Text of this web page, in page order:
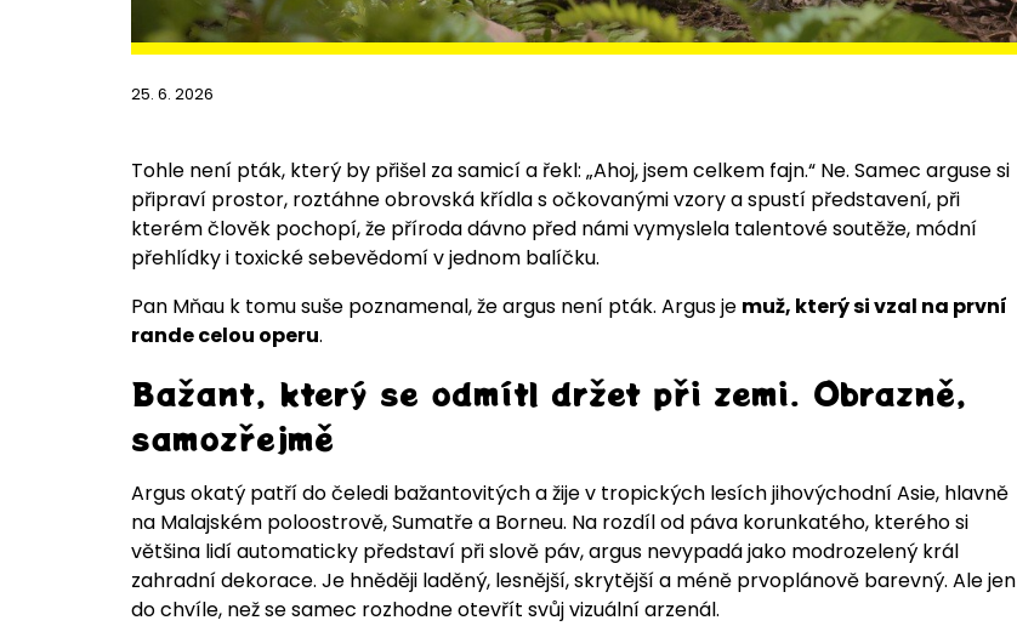
25. 6. 2026
Tohle není pták, který by přišel za samicí a řekl: „Ahoj, jsem celkem fajn.“ Ne. Samec arguse si
připraví prostor, roztáhne obrovská křídla s očkovanými vzory a spustí představení, při
kterém člověk pochopí, že příroda dávno před námi vymyslela talentové soutěže, módní
přehlídky i toxické sebevědomí v jednom balíčku.
Pan Mňau k tomu suše poznamenal, že argus není pták. Argus je muž, který si vzal na první
rande celou operu.
Bažant, který se odmítl držet při zemi. Obrazně,
samozřejmě
Argus okatý patří do čeledi bažantovitých a žije v tropických lesích jihovýchodní Asie, hlavně
na Malajském poloostrově, Sumatře a Borneu. Na rozdíl od páva korunkatého, kterého si
většina lidí automaticky představí při slově páv, argus nevypadá jako modrozelený král
zahradní dekorace. Je hněději laděný, lesnější, skrytější a méně prvoplánově barevný. Ale jen
do chvíle, než se samec rozhodne otevřít svůj vizuální arzenál.